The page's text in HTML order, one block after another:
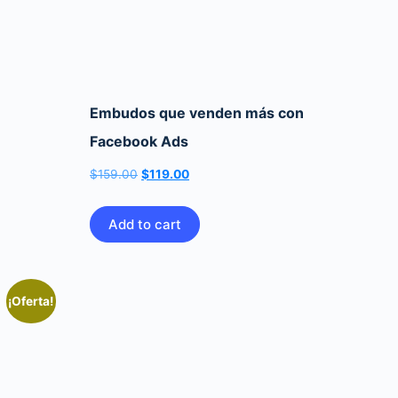
Embudos que venden más con
Facebook Ads
$159.00 El
original
era:
$119.00El
actual
es:
Add to cart
¡Oferta!